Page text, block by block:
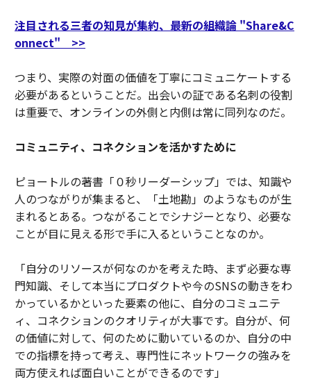
注目される三者の知見が集約、最新の組織論 "Share&C
onnect" >>
つまり、実際の対面の価値を丁寧にコミュニケートする
必要があるということだ。出会いの証である名刺の役割
は重要で、オンラインの外側と内側は常に同列なのだ。
コミュニティ、コネクションを活かすために
ピョートルの著書「０秒リーダーシップ」では、知識や
人のつながりが集まると、「土地勘」のようなものが生
まれるとある。つながることでシナジーとなり、必要な
ことが目に見える形で手に入るということなのか。
「自分のリソースが何なのかを考えた時、まず必要な専
門知識、そして本当にプロダクトや今のSNSの動きをわ
かっているかといった要素の他に、自分のコミュニテ
ィ、コネクションのクオリティが大事です。自分が、何
の価値に対して、何のために動いているのか、自分の中
での指標を持って考え、専門性にネットワークの強みを
両方使えれば面白いことができるのです」